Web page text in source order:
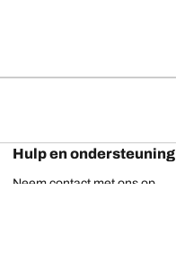
Hulp en ondersteuning
Neem contact met ons op